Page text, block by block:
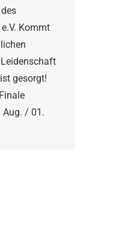
Kommt
gesorgt!
/ 01.